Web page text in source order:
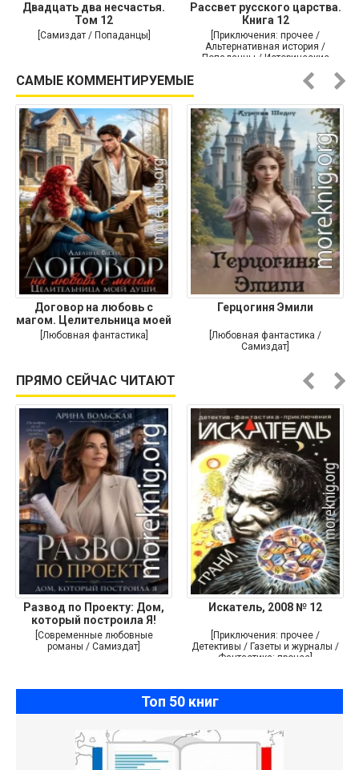
Двадцать два несчастья.
Том 12
[Самиздат / Попаданцы]
Рассвет русского царства.
Книга 12
[Приключения: прочее /
Альтернативная история /
Попаданцы / Исторические
САМЫЕ КОММЕНТИРУЕМЫЕ
Договор на любовь с
магом. Целительница моей
души
[Любовная фантастика]
Герцогиня Эмили
[Любовная фантастика /
Самиздат]
ПРЯМО СЕЙЧАС ЧИТАЮТ
Развод по Проекту: Дом,
который построила Я!
[Современные любовные
романы / Самиздат]
Искатель, 2008 № 12
[Приключения: прочее /
Детективы / Газеты и журналы /
Фантастика: прочее]
Топ 50 книг